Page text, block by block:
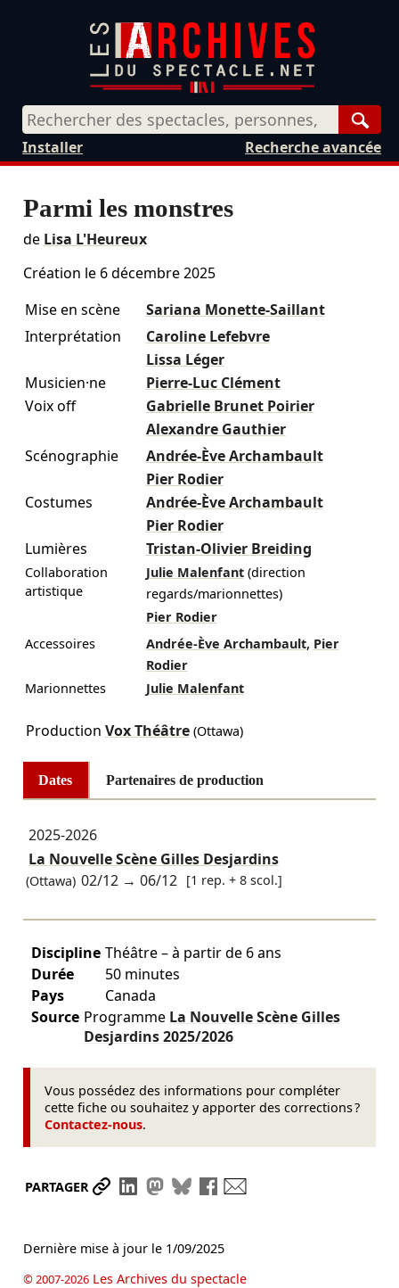
Recherche avancée
Installer
Parmi les monstres
de Lisa L'Heureux
Création le 6 décembre 2025
Mise en scène
Sariana Monette-Saillant
Interprétation
Caroline Lefebvre
Lissa Léger
Musicien·ne
Pierre-Luc Clément
Voix off
Gabrielle Brunet Poirier
Alexandre Gauthier
Scénographie
Andrée-Ève Archambault
Pier Rodier
Costumes
Andrée-Ève Archambault
Pier Rodier
Lumières
Tristan-Olivier Breiding
Collaboration
artistique
Julie Malenfant (direction
regards/marionnettes)
Pier Rodier
Accessoires
Andrée-Ève Archambault, Pier
Rodier
Marionnettes
Julie Malenfant
Production Vox Théâtre(Ottawa)
Dates Partenaires de production
2025-2026
La Nouvelle Scène Gilles Desjardins
(Ottawa) 02/12 →06/12 [1 rep. + 8 scol.]
Discipline Théâtre – à partir de 6 ans
Durée
50 minutes
Pays
Canada
Source Programme La Nouvelle Scène Gilles
Desjardins2025/2026
Vous possédez des informations pour compléter
cette fiche ou souhaitez y apporter des corrections ?
Contactez-nous.
PARTAGER Partager le lien
Partager sur LinkedIn
Partager sur Mastodon
Partager sur Bluesky
Partager sur Facebook
Dernière mise à jour le 1/09/2025
© 2007-2026Les Archives du spectacle